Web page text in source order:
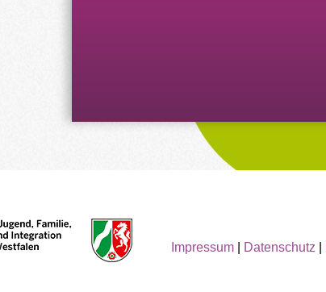
Impressum| Datenschutz